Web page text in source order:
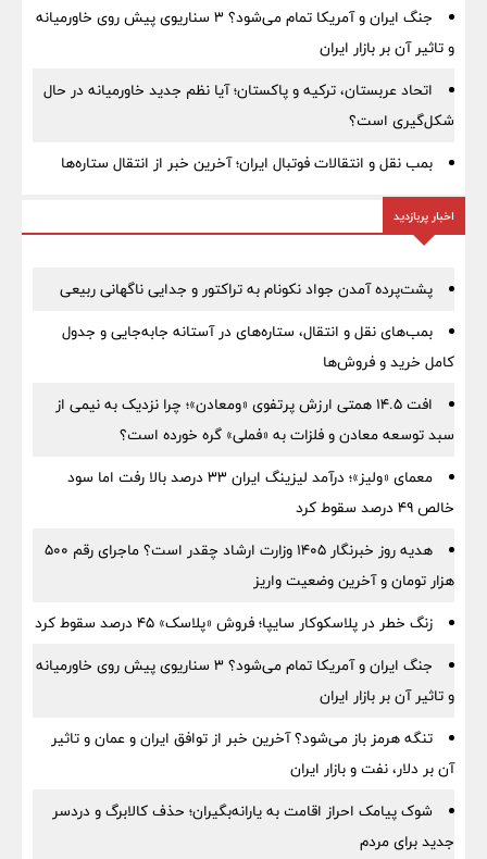
جنگ ایران و آمریکا تمام می‌شود؟ ۳ سناریوی پیش روی خاورمیانه
و تاثیر آن بر بازار ایران
اتحاد عربستان، ترکیه و پاکستان؛ آیا نظم جدید خاورمیانه در حال
شکل‌گیری است؟
بمب نقل‌ و انتقالات فوتبال ایران؛ آخرین خبر از انتقال ستاره‌ها
اخبار پربازدید
پشت‌پرده آمدن جواد نکونام به تراکتور و جدایی ناگهانی ربیعی
بمب‌های نقل و انتقال، ستاره‌های در آستانه جابه‌جایی و جدول
کامل خرید و فروش‌ها
افت ۱۴.۵ همتی ارزش پرتفوی «ومعادن»؛ چرا نزدیک به نیمی از
سبد توسعه معادن و فلزات به «فملی» گره خورده است؟
معمای «ولیز»؛ درآمد لیزینگ ایران ۳۳ درصد بالا رفت اما سود
خالص ۴۹ درصد سقوط کرد
هدیه روز خبرنگار ۱۴۰۵ وزارت ارشاد چقدر است؟ ماجرای رقم ۵۰۰
هزار تومان و آخرین وضعیت واریز
زنگ خطر در پلاسکوکار سایپا؛ فروش «پلاسک» ۴۵ درصد سقوط کرد
جنگ ایران و آمریکا تمام می‌شود؟ ۳ سناریوی پیش روی خاورمیانه
و تاثیر آن بر بازار ایران
تنگه هرمز باز می‌شود؟ آخرین خبر از توافق ایران و عمان و تاثیر
آن بر دلار، نفت و بازار ایران
شوک پیامک احراز اقامت به یارانه‌بگیران؛ حذف کالابرگ و دردسر
جدید برای مردم